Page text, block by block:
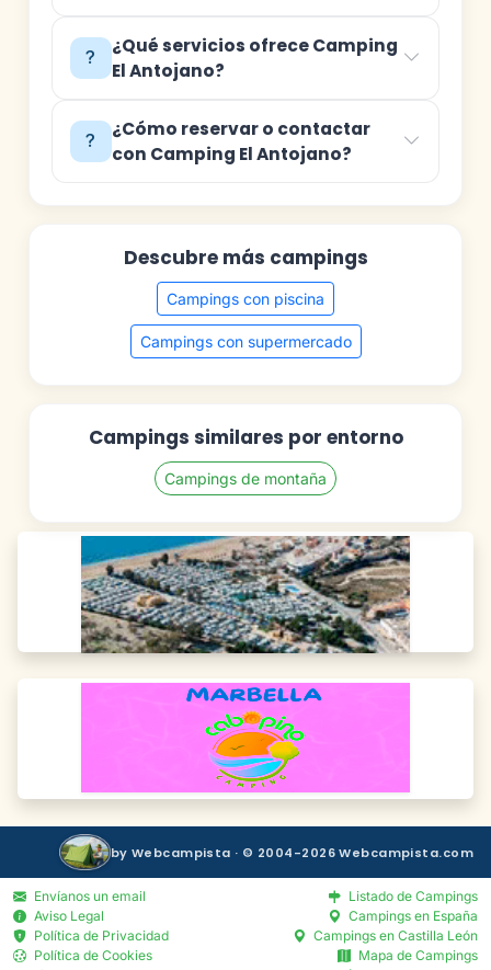
¿Qué servicios ofrece Camping
El Antojano?
¿Cómo reservar o contactar
con Camping El Antojano?
Descubre más campings
Campings con piscina
Campings con supermercado
Campings similares por entorno
Campings de montaña
by Webcampista · © 2004-2026 Webcampista.com
Envíanos un email
Aviso Legal
Política de Privacidad
Política de Cookies
Listado de Campings
Campings en España
Campings en Castilla León
Mapa de Campings